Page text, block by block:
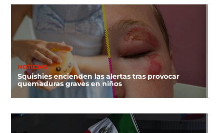
NOTICIAS
Squishies encienden las alertas tras provocar
quemaduras graves en niños